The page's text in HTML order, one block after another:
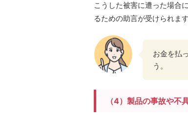
こうした被害に遭った場合
るための助言が受けられます
お金を払
う。
（4）製品の事故や不